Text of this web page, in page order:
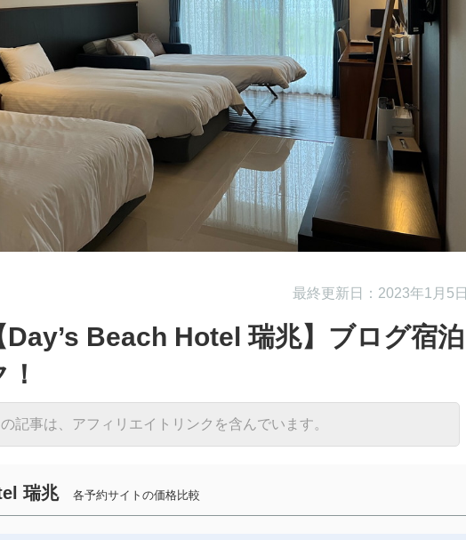
最終更新日：2023年1月5日
Beach Hotel 瑞兆】ブログ宿泊
記事は、アフィリエイトリンクを含んでいます。
瑞兆各予約サイトの価格比較